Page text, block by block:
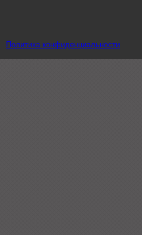
Политика конфиденциальности